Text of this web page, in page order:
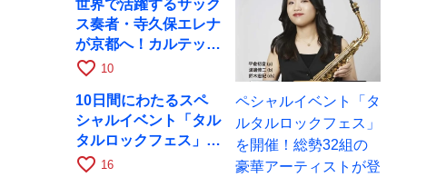
世界で活躍するサック
ス奏者・寺久保エレナ
が京都へ！カルテッ
ト・ツアー京都公演を
favorite_border 10
10日間にわたるスペ
シャルイベント「タル
タルロックフェス」を
開催！総勢32組の豪
favorite_border 16